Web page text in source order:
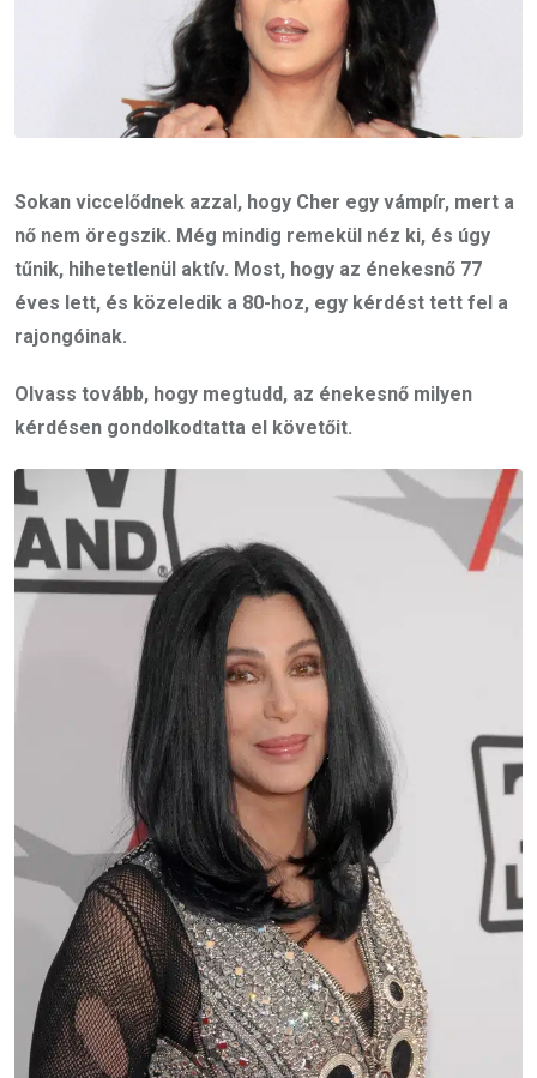
Sokan viccelődnek azzal, hogy Cher egy vámpír, mert a
nő nem öregszik. Még mindig remekül néz ki, és úgy
tűnik, hihetetlenül aktív. Most, hogy az énekesnő 77
éves lett, és közeledik a 80-hoz, egy kérdést tett fel a
rajongóinak.
Olvass tovább, hogy megtudd, az énekesnő milyen
kérdésen gondolkodtatta el követőit.